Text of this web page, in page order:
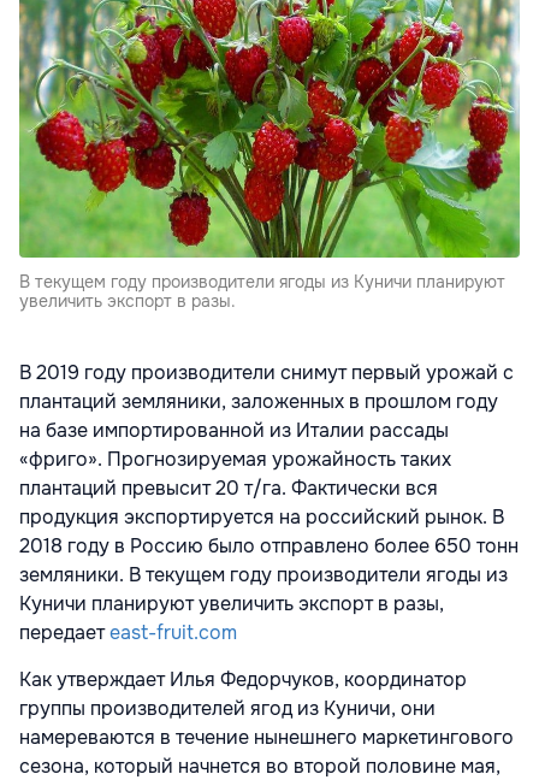
В текущем году производители ягоды из Куничи планируют
увеличить экспорт в разы.
В 2019 году производители снимут первый урожай с
плантаций земляники, заложенных в прошлом году
на базе импортированной из Италии рассады
«фриго». Прогнозируемая урожайность таких
плантаций превысит 20 т/га. Фактически вся
продукция экспортируется на российский рынок. В
2018 году в Россию было отправлено более 650 тонн
земляники. В текущем году производители ягоды из
Куничи планируют увеличить экспорт в разы,
передаетeast-fruit.com
Как утверждает Илья Федорчуков, координатор
группы производителей ягод из Куничи, они
намереваются в течение нынешнего маркетингового
сезона, который начнется во второй половине мая,